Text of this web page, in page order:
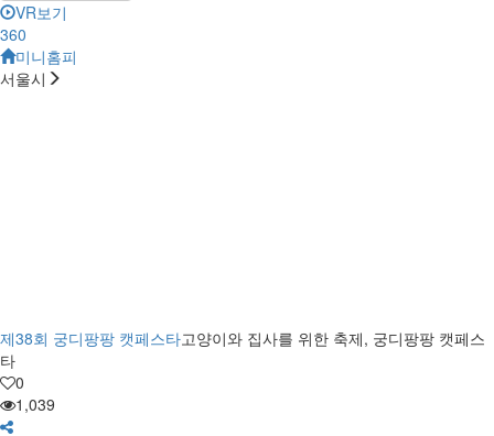
VR보기
360
미니홈피
서울시
제38회 궁디팡팡 캣페스타고양이와 집사를 위한 축제, 궁디팡팡 캣페스
타
0
1,039